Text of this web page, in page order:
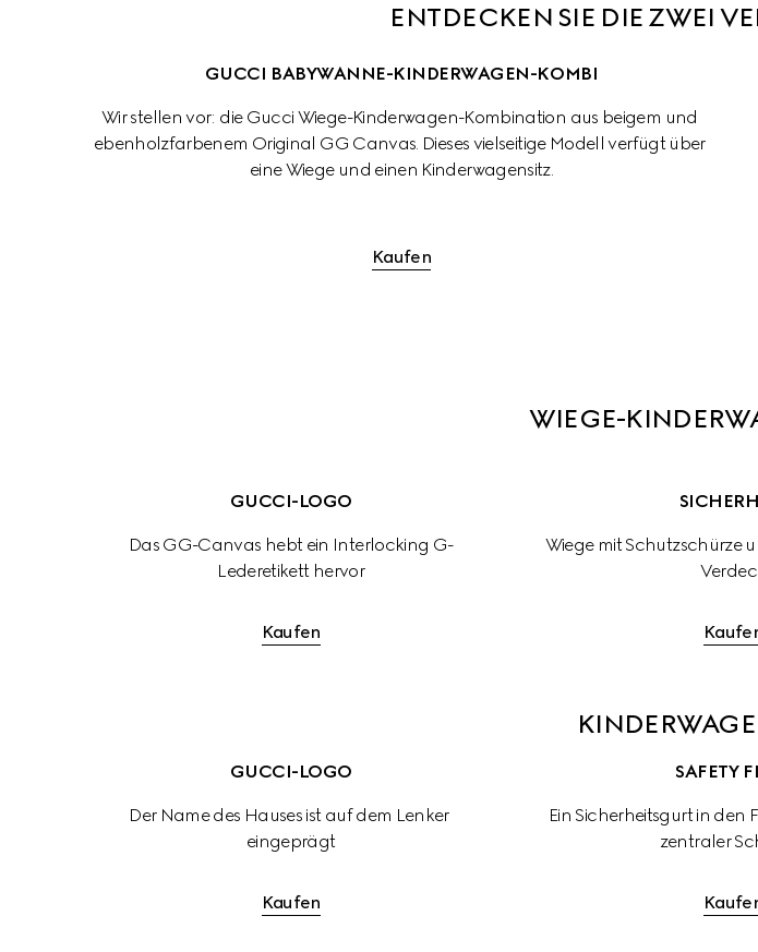
ENTDECKEN SIE DIE ZWEI
GUCCI BABYWANNE-KINDERWAGEN-KOMBI
Wir stellen vor: die Gucci Wiege-Kinderwagen-Kombination aus beigem und
ebenholzfarbenem Original GG Canvas. Dieses vielseitige Modell verfügt über
eine Wiege und einen Kinderwagensitz.
Kaufen
WIEGE-
GUCCI-LOGO
Das GG-Canvas hebt ein Interlocking G-
Lederetikett hervor
Kaufen
Wiege mit Schutzschürze
GUCCI-LOGO
Der Name des Hauses ist auf dem Lenker
eingeprägt
Kaufen
SAFETY
Ein Sicherheitsgurt in den
zentraler